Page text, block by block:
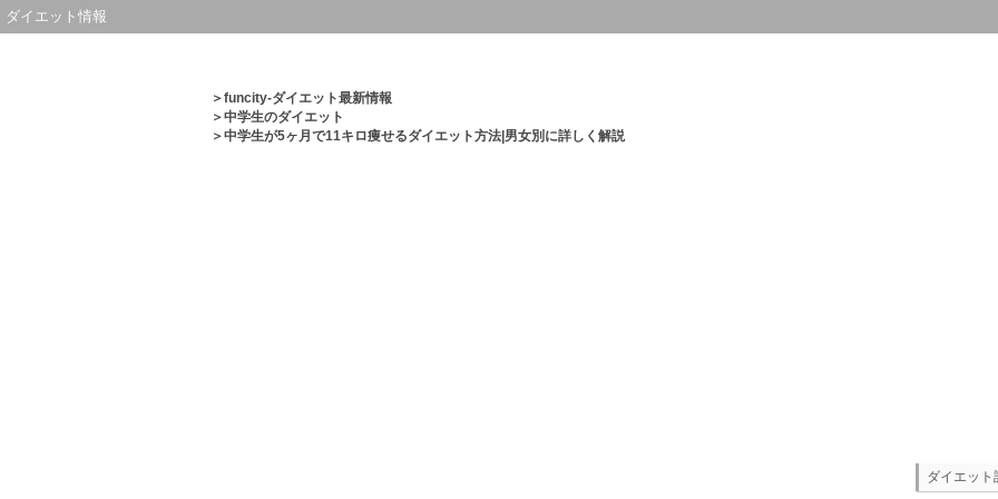
ダイエット情報
＞funcity-ダイエット最新情報
＞中学生のダイエット
＞中学生が5ヶ月で11キロ痩せるダイエット方法|男女別に詳しく解説
ダイエット